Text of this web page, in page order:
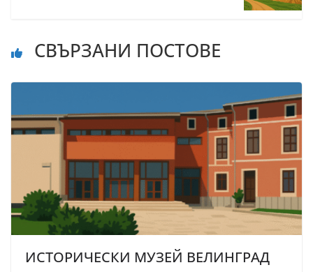
СВЪРЗАНИ ПОСТОВЕ
ИСТОРИЧЕСКИ МУЗЕЙ ВЕЛИНГРАД